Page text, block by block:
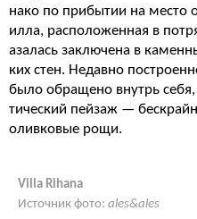
нако по прибытии на место
илла, расположенная в
азалась заключена в
ких стен. Недавно
было обращено внутрь
тический пейзаж —
оливковые рощи.
Villa Rihana
Источник фото: ales&ales